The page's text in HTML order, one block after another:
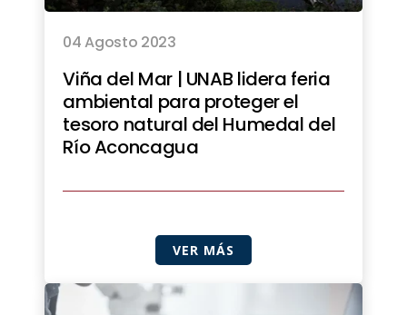
04 Agosto 2023
Viña del Mar | UNAB lidera feria
ambiental para proteger el
tesoro natural del Humedal del
Río Aconcagua
VER MÁS